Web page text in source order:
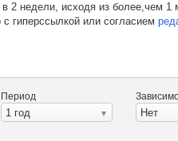
2 недели, исходя из более,чем 1
гиперссылкой или согласием
Период
1 год Нет